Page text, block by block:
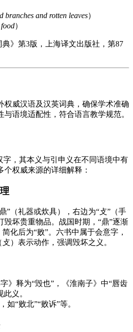
branches and rotten leaves）
）
》第3版，上海译文出版社，第87
权威汉语及汉英词典，确保学术准确
语境适配性，符合语言教学规范。
字，其本义与引申义在不同语境中有
权威来源的详细解释：
”（礼器或炊具），右边为“攴”（手
毁坏贵重物品。战国时期，“鼎”逐渐
化后为“败”。六书中属于会意字，
攴）表示动作，强调毁坏之义。
》释为“毁也”，《淮南子》中“唇齿
义。
如“败北”“败诉”等。